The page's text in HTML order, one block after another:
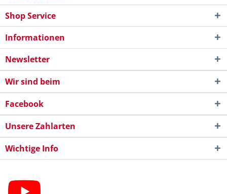
Shop Service
Informationen
Newsletter
Wir sind beim
Facebook
Unsere Zahlarten
Wichtige Info